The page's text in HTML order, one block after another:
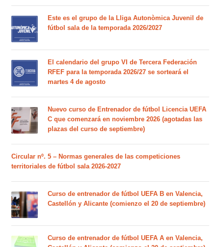
Este es el grupo de la Lliga Autonòmica Juvenil de
fútbol sala de la temporada 2026/2027
El calendario del grupo VI de Tercera Federación
RFEF para la temporada 2026/27 se sorteará el
martes 4 de agosto
Nuevo curso de Entrenador de fútbol Licencia UEFA
C que comenzará en noviembre 2026 (agotadas las
plazas del curso de septiembre)
Circular nº. 5 – Normas generales de las competiciones
territoriales de fútbol sala 2026-2027
Curso de entrenador de fútbol UEFA B en Valencia,
Castellón y Alicante (comienzo el 20 de septiembre)
Curso de entrenador de fútbol UEFA A en Valencia,